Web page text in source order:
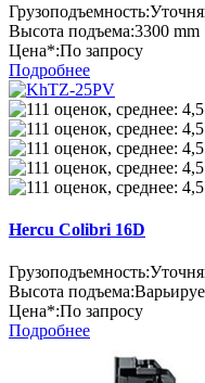
Грузоподъемность:
Высота подъема:3300 mm
Цена*:По запросу
Подробнее
Hercu Colibri 16D
Грузоподъемность:
Высота подъема:
Цена*:По запросу
Подробнее